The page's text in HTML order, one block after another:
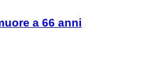
a 66 anni